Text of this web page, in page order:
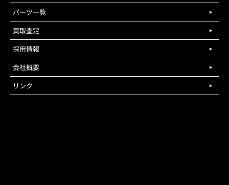
パーツ一覧
買取査定
採用情報
会社概要
リンク